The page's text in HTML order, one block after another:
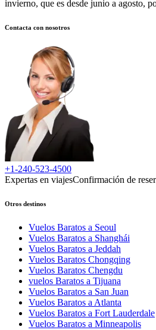
invierno, que es desde junio a agosto,
Contacta con nosotros
+1-240-523-4500
Expertas en viajesConfirmación de
Otros destinos
Vuelos Baratos a Seoul
Vuelos Baratos a Shanghái
Vuelos Baratos a Jeddah
Vuelos Baratos Chongqing
Vuelos Baratos Chengdu
vuelos Baratos a Tijuana
Vuelos Baratos a San Juan
Vuelos Baratos a Atlanta
Vuelos Baratos a Fort Lauderdale
Vuelos Baratos a Minneapolis